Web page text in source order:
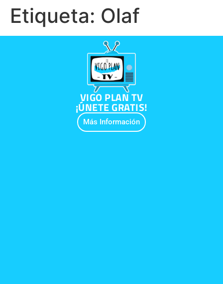
Etiqueta: Olaf
VIGO PLAN TV
¡ÚNETE GRATIS!
Más Información